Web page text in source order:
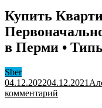
Купить
в Перми •
Sber
04.12.202204.12.2021
комментарий